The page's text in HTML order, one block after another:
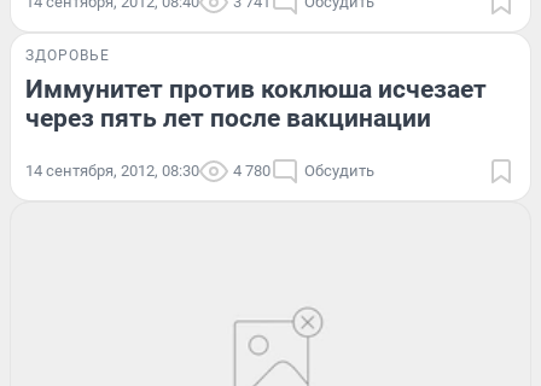
ЗДОРОВЬЕ
Иммунитет против коклюша исчезает
через пять лет после вакцинации
14 сентября, 2012, 08:30 4 780 Обсудить